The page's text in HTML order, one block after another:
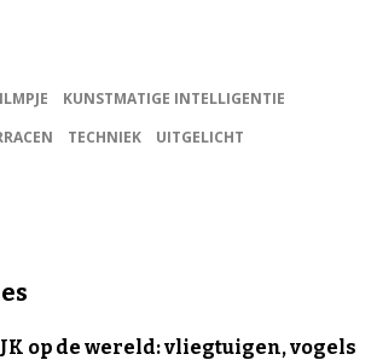
KUNSTMATIGE INTELLIGENTIE
TECHNIEK UITGELICHT
op de wereld: vliegtuigen, vogels